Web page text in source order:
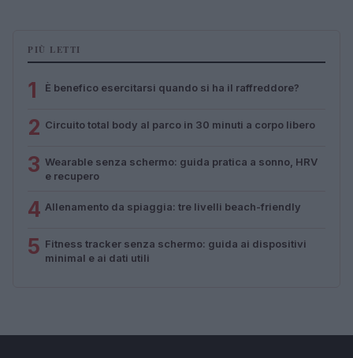
PIÙ LETTI
1 È benefico esercitarsi quando si ha il raffreddore?
2 Circuito total body al parco in 30 minuti a corpo libero
3 Wearable senza schermo: guida pratica a sonno, HRV
e recupero
4 Allenamento da spiaggia: tre livelli beach-friendly
5 Fitness tracker senza schermo: guida ai dispositivi
minimal e ai dati utili